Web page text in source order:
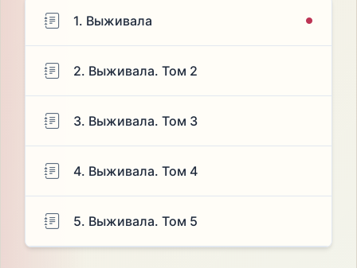
1. Выживала
2. Выживала. Том 2
3. Выживала. Том 3
4. Выживала. Том 4
5. Выживала. Том 5